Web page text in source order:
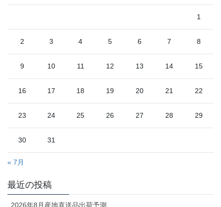
1
2 3 4 5 6 7 8
9 10 11 12 13 14 15
16 17 18 19 20 21 22
23 24 25 26 27 28 29
30 31
« 7月
最近の投稿
2026年8月産地直送品出荷予測